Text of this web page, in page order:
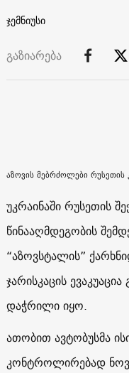
ჯემნიუსი
გაზიარება
აზოვის მებრძოლები
უკრაინაში რუსეთის
წინააღმდეგობის
“აზოვსტალის”
ჯარისკაცის
დაჭრილი იყო.
ათობით ავტობუსმა
კონტროლირებად